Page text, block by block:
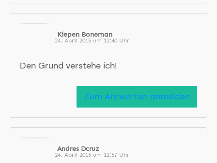
Kiepen Boneman
24. April 2015 um 12:40 Uhr
Den Grund verstehe ich!
Zum Antworten anmelden
Andres Dcruz
24. April 2015 um 12:57 Uhr